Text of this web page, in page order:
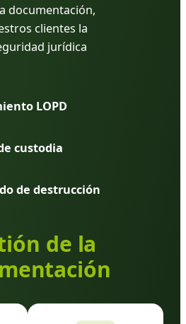
documentación,
clientes la
jurídica
LOPD
custodia
de destrucción
de la